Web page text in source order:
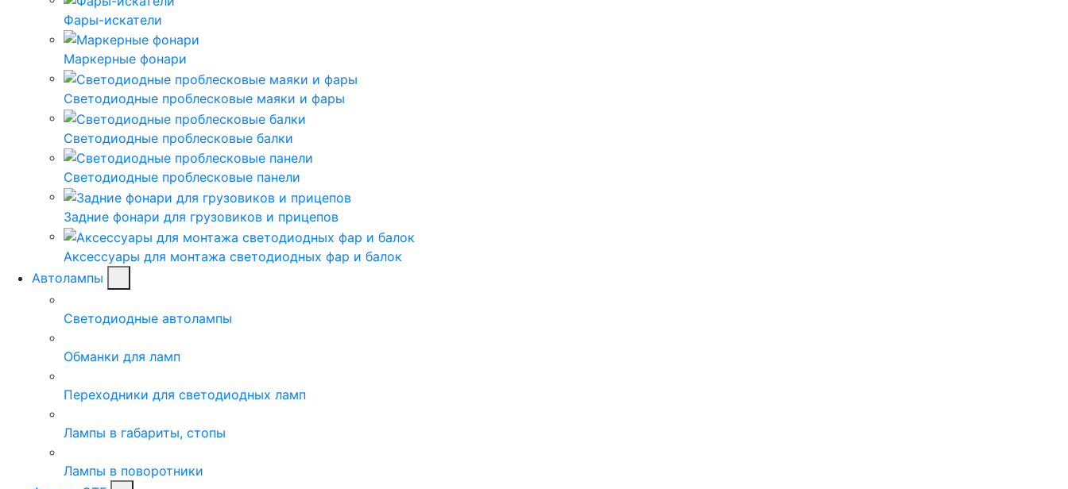
Фары-искатели
Маркерные фонари
Светодиодные проблесковые маяки и фары
Светодиодные проблесковые балки
Светодиодные проблесковые панели
Задние фонари для грузовиков и прицепов
Аксессуары для монтажа светодиодных фар и балок
Автолампы
Светодиодные автолампы
Обманки для ламп
Переходники для светодиодных ламп
Лампы в габариты, стопы
Лампы в поворотники